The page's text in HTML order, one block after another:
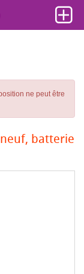
ne peut être
batterie